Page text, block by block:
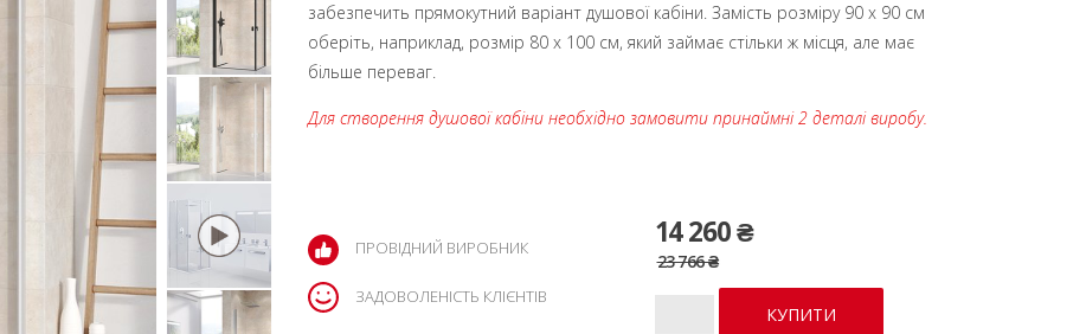
забезпечить прямокутний варіант душової кабіни. Замість розміру 90 x 90 см
оберіть, наприклад, розмір 80 x 100 см, який займає стільки ж місця, але має
більше переваг.
Для створення душової кабіни необхідно замовити принаймні 2 деталі виробу.
14 260 ₴
23 766 ₴
ПРОВІДНИЙ ВИРОБНИК
ЗАДОВОЛЕНІСТЬ КЛІЄНТІВ